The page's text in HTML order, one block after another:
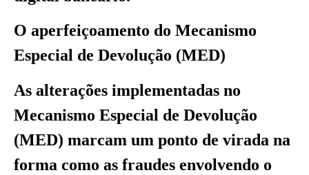
O aperfeiçoamento do Mecanismo
Especial de Devolução (MED)
As alterações implementadas no
Mecanismo Especial de Devolução
(MED) marcam um ponto de virada na
forma como as fraudes envolvendo o